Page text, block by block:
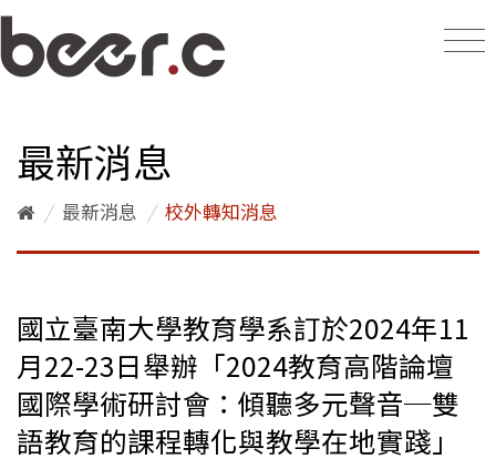
最新消息
/ 最新消息 / 校外轉知消息
國立臺南大學教育學系訂於2024年11
月22-23日舉辦「2024教育高階論壇
國際學術研討會：傾聽多元聲音─雙
語教育的課程轉化與教學在地實踐」